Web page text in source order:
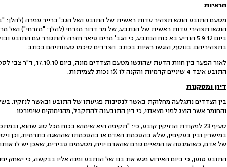
הראיות
מטעם התובע הוגש תצהיר עדות ראשית של התובע ושל הגב' ברייר עפרה (להלן:
הוגשו תצהירי עדות ראשית של הנתבע, של מר דרור מזרחי (להלן: "מזרחי") ושל
ביום 5.9.12 הודיע בא כוח הנתבע, כי הגב' מרים סיאר חזרה להתגורר עם
בתצהיריהם. בנוסף, הוגשו ראיות בכתב. הצדדים סיכמו טענותיהם בכתב.
לאור הפער בין חוות
התובע איבד 4 שיניים קדמיות והקנה לו 1% נכות לצמיתות.
דיון ומסקנות
בין הצדדים נתגלעה מחלוקת באשר לנסיבות פגיעתו של התובע ובאשר לנזקיו.
והחומר אשר הוצג לפני מצאתי, כי דין התובענה להתקבל, מהנימוקים שיפורטו.
סעיף 23 לפקודת הנזיקין קובע, כי: "תקיפה היא שימוש בכוח מכל סוג שהוא,
במישרין ובין בעקיפין, שלא בהסכמת האדם או בהסכמתו שהושגה בתרמית, וכן
של אדם, כשהמנסה או המאיים גורם שהאדם יניח, מטעמים סבירים, שאכן יש לו
התובע טוען, כי ביום האירוע פגש את בנו של הנתבע ופנה אליו בבקשה, כי ישחק